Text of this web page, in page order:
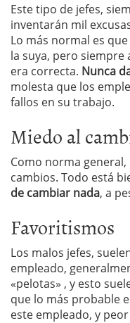
Este tipo de jefes,
inventarán mil
Lo más normal es
la suya, pero
era correcta. Nunca
molesta que los
fallos en su trabajo.
Miedo al
Como norma
cambios. Todo está
de cambiar nada, a
Favoritismos
Los malos jefes,
empleado,
«pelotas» , y esto
que lo más probable
este empleado, y